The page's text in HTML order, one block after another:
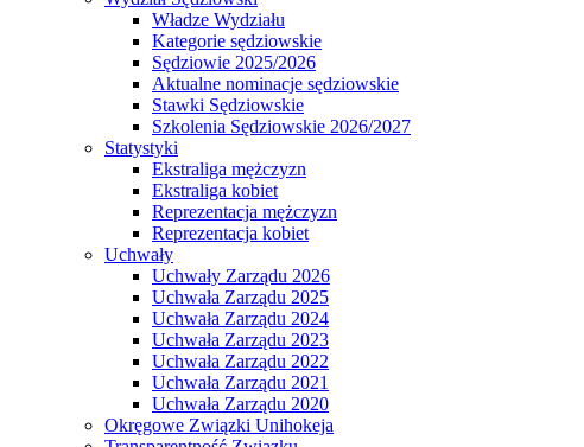
Władze Wydziału
Kategorie sędziowskie
Sędziowie 2025/2026
Aktualne nominacje sędziowskie
Stawki Sędziowskie
Szkolenia Sędziowskie 2026/2027
Statystyki
Ekstraliga mężczyzn
Ekstraliga kobiet
Reprezentacja mężczyzn
Reprezentacja kobiet
Uchwały
Uchwały Zarządu 2026
Uchwała Zarządu 2025
Uchwała Zarządu 2024
Uchwała Zarządu 2023
Uchwała Zarządu 2022
Uchwała Zarządu 2021
Uchwała Zarządu 2020
Okręgowe Związki Unihokeja